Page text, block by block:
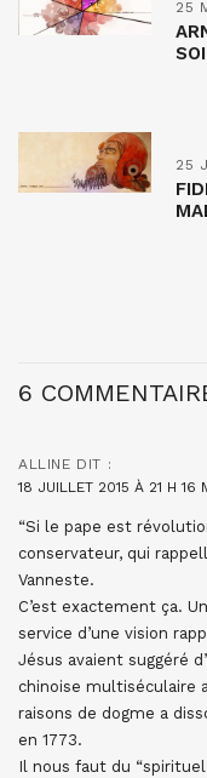
25
25
6
ALLINE DIT :
18 JUILLET 2015 À 21 H 16
“Si le pape est
conservateur, qui
Vanneste.
C’est exactement ça.
service d’une vision
Jésus avaient suggéré
chinoise multiséculaire
raisons de dogme a
en 1773.
Il nous faut du